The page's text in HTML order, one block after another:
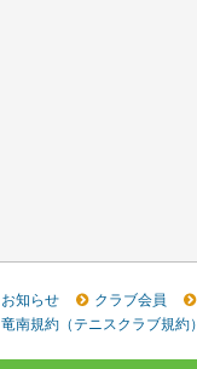
お知らせ クラブ会員
竜南規約（テニスクラブ規約）